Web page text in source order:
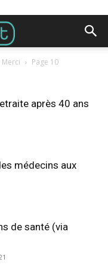
Merci Page 10
après 40 ans
médecins aux
de santé (via